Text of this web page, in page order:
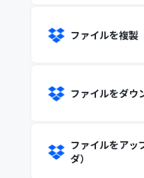
ファイルを複製
ファイルをダウ
ファイルをアッ
ダ）